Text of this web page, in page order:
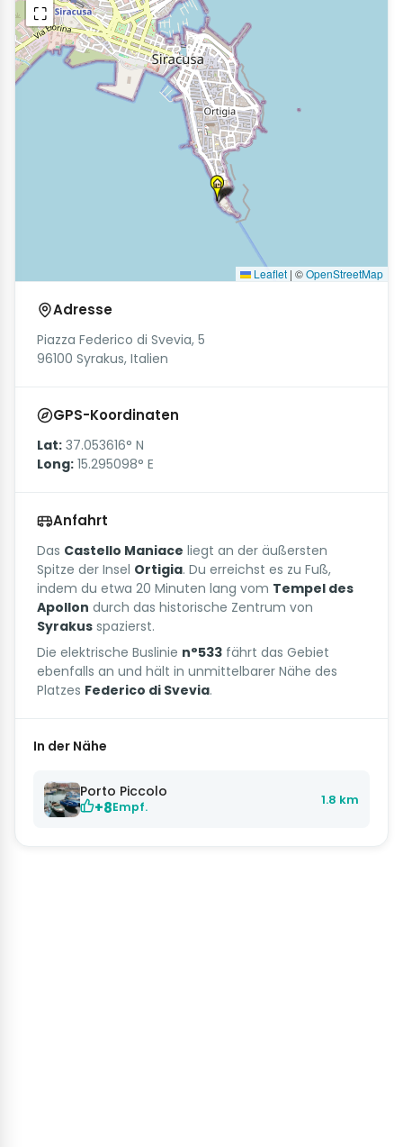
⛶
Leaflet | ©OpenStreetMap
Adresse
Piazza Federico di Svevia, 5
96100 Syrakus, Italien
GPS-Koordinaten
Lat: 37.053616° N
Long: 15.295098° E
Anfahrt
Das Castello Maniace liegt an der äußersten
Spitze der Insel Ortigia. Du erreichst es zu Fuß,
indem du etwa 20 Minuten lang vom Tempel des
Apollon durch das historische Zentrum von
Syrakus spazierst.
Die elektrische Buslinie n°533 fährt das Gebiet
ebenfalls an und hält in unmittelbarer Nähe des
Platzes Federico di Svevia.
In der Nähe
Porto Piccolo
+8Empf. 1.8 km